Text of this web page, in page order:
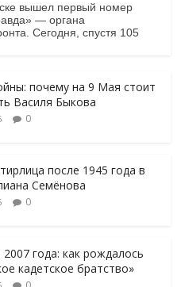
вышел первый номер
— органа
Сегодня, спустя 105
почему на 9 Мая стоит
Василя Быкова
0
после 1945 года в
Семёнова
0
2007 года: как рождалось
кадетское братство»